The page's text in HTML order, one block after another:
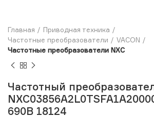
Главная
Приводная техника
Частотные преобразователи
VACON
Частотные преобразователи NXC
Частотный
690В 18124